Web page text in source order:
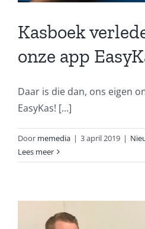
Kasboek
onze app
Daar is die dan, ons eigen
EasyKas! [...]
Door memedia | 3 april 2019 |
Lees meer